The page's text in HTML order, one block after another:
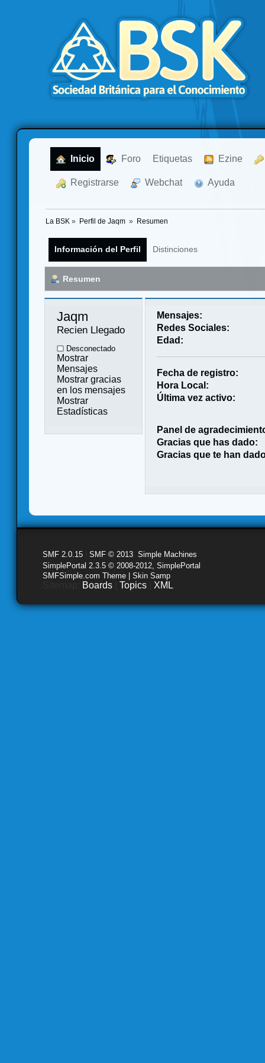
Inicio Foro Etiquetas Ezine
Registrarse Webchat Ayuda
La BSK » Perfil de Jaqm » Resumen
Información del Perfil Distinciones
Resumen
Jaqm
Recien Llegado
Desconectado
Mostrar
Mensajes
Mostrar gracias
en los mensajes
Mostrar
Estadísticas
Mensajes:
Redes Sociales:
Edad:
Fecha de registro:
Hora Local:
Última vez activo:
Panel de
Gracias que has dado:
Gracias que te han
SMF 2.0.15 SMF © 2013 Simple Machines
SimplePortal 2.3.5 © 2008-2012, SimplePortal
SMFSimple.com Theme | Skin Samp
Boards Topics XML